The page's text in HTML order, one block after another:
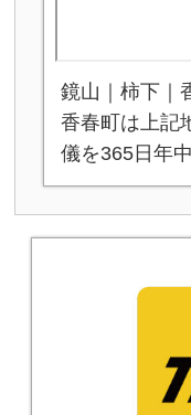
鏡山｜柿下｜
香春町は上記
儀を365日年